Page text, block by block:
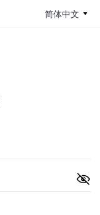
简体中文